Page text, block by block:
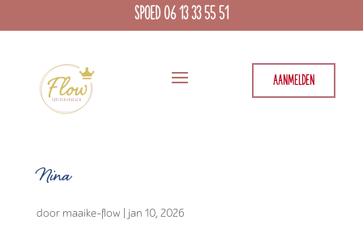
SPOED 06 13 33 55 51
AANMELDEN
Nina
door maaike-flow | jan 10, 2026